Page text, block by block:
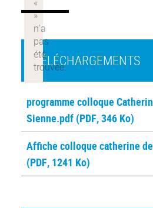
TÉLÉCHARGEMENTS
programme colloque
Sienne.pdf (PDF, 346 Ko)
Affiche colloque catherine
(PDF, 1241 Ko)